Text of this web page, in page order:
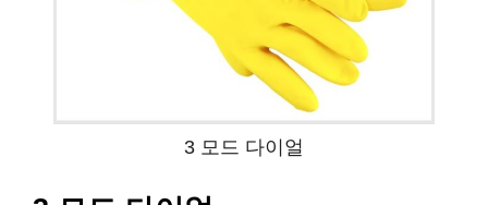
3 모드 다이얼